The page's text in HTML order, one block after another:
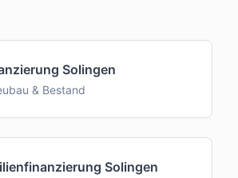
Solingen
& Bestand
Solingen